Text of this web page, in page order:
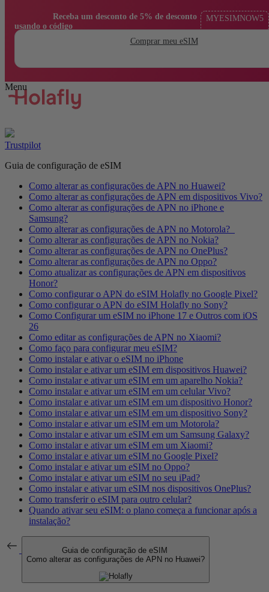
usando o código
MYESIMNOW5
Comprar meu eSIM
Trustpilot
Guia de configuração de eSIM
Como alterar as configurações de APN no Huawei?
Como alterar as configurações de APN em dispositivos Vivo?
Como alterar as configurações de APN no iPhone e
Samsung?
Como alterar as configurações de APN no Motorola?
Como alterar as configurações de APN no Nokia?
Como alterar as configurações de APN no OnePlus?
Como alterar as configurações de APN no Oppo?
Como atualizar as configurações de APN em dispositivos
Honor?
Como configurar o APN do eSIM Holafly no Google Pixel?
Como configurar o APN do eSIM Holafly no Sony?
Como Configurar um eSIM no iPhone 17 e Outros com iOS
26
Como editar as configurações de APN no Xiaomi?
Como faço para configurar meu eSIM?
Como instalar e ativar o eSIM no iPhone
Como instalar e ativar um eSIM em dispositivos Huawei?
Como instalar e ativar um eSIM em um aparelho Nokia?
Como instalar e ativar um eSIM em um celular Vivo?
Como instalar e ativar um eSIM em um dispositivo Honor?
Como instalar e ativar um eSIM em um dispositivo Sony?
Como instalar e ativar um eSIM em um Motorola?
Como instalar e ativar um eSIM em um Samsung Galaxy?
Como instalar e ativar um eSIM em um Xiaomi?
Como instalar e ativar um eSIM no Google Pixel?
Como instalar e ativar um eSIM no Oppo?
Como instalar e ativar um eSIM no seu iPad?
Como instalar e ativar um eSIM nos dispositivos OnePlus?
Como transferir o eSIM para outro celular?
Quando ativar seu eSIM: o plano começa a funcionar após a
instalação?
Guia de configuração de eSIM
Como alterar as configurações de APN no Huawei?